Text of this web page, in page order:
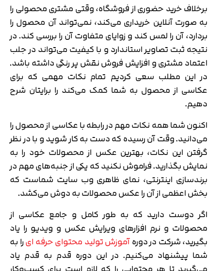
برخلاف خرید حضوری از فروشگاه، وقتی مشتری محصولی را
به صورت آنلاین خریداری می‌کند، نمی‌تواند آن محصول را
بردارد، آن را لمس کند و زوایای متفاوت آن را بررسی کند. در
نتیجه ثبت تصاویر استاندارد و با کیفیت می‌تواند در جلب
اعتماد مشتری و افزایش فروش نقش پر رنگی داشته باشد.
در این مطلب سعی کردیم تمام نکات مهمی که برای
عکاسی از محصول به شما کمک می‌کند را برایتان شرح
دهیم.
اکنون شما همه نکات مهم در رابطه با عکاسی از محصول را
می‌دانید. وقت آن رسیده که دست به کار شوید و با در نظر
گرفتن این نکات، بهترین عکس از محصولات خود را به
نمایش بگذارید. فراموش نکنید که یکی از جنبه‌های مهم در
برندسازی اینترنتی، نمای ظاهری وب سایت شماست که
بخش اعظمی از آن را عکس محصولات به دوش می‌کشد.
اگر دوست دارید که به طور کامل و جامع عکاسی از
محصولات و نرم افزارهای ویرایش عکس و ویدیو را یاد
بگیرید، شرکت در دورهآموزش تولید محتوای حرفه ایرا به
شما پیشنهاد می‌کنیم. در این دوره قدم به قدم یاد